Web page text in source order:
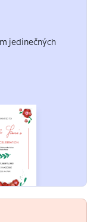
jedinečných